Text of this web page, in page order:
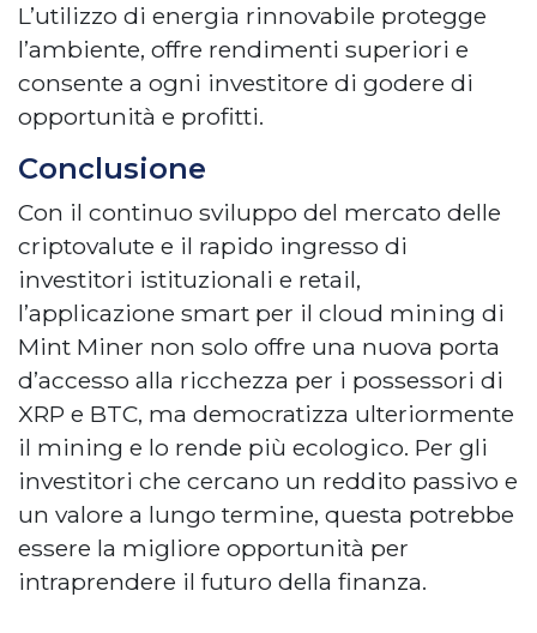
L’utilizzo di energia rinnovabile protegge
l’ambiente, offre rendimenti superiori e
consente a ogni investitore di godere di
opportunità e profitti.
Conclusione
Con il continuo sviluppo del mercato delle
criptovalute e il rapido ingresso di
investitori istituzionali e retail,
l’applicazione smart per il cloud mining di
Mint Miner non solo offre una nuova porta
d’accesso alla ricchezza per i possessori di
XRP e BTC, ma democratizza ulteriormente
il mining e lo rende più ecologico. Per gli
investitori che cercano un reddito passivo e
un valore a lungo termine, questa potrebbe
essere la migliore opportunità per
intraprendere il futuro della finanza.